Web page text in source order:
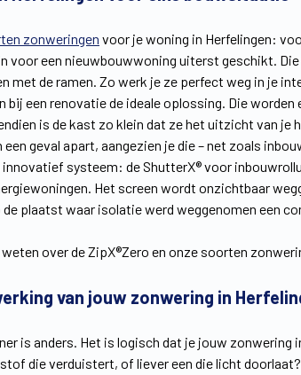
zonweringen voor je woning in Herfelingen:
voor een nieuwbouwwoning uiterst geschikt.
met de ramen. Zo werk je ze perfect weg in je
bij een renovatie de ideale oplossing. Die
is de kast zo klein dat ze het uitzicht van je
geval apart, aangezien je die – net zoals
systeem: de ShutterX® voor
Het screen wordt onzichtbaar
plaatst waar isolatie werd weggenomen een
over de ZipX®Zero en onze soorten
van jouw zonwering in
is anders. Het is logisch dat je jouw
die verduistert, of liever een die licht